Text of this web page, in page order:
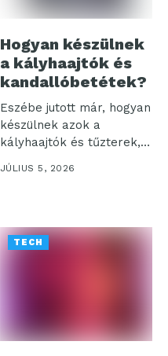
Hogyan készülnek
a kályhaajtók és
kandallóbetétek?
Eszébe jutott már, hogyan
készülnek azok a
kályhaajtók és tűzterek,
amelyek otthonaink...
JÚLIUS 5, 2026
TECH